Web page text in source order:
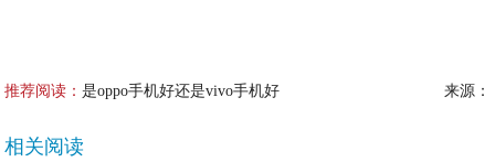
推荐阅读：是oppo手机好还是vivo手机好 来源：
相关阅读